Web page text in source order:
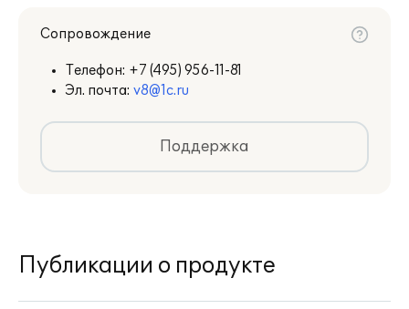
Сопровождение
Телефон: +7 (495) 956-11-81
Эл. почта: v8@1c.ru
Поддержка
Публикации о продукте